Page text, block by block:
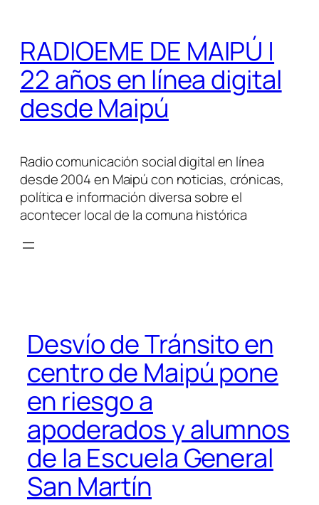
contenido
RADIOEME DE MAIPÚ |
22 años en línea digital
desde Maipú
Radio comunicación social digital en línea
desde 2004 en Maipú con noticias, crónicas,
política e información diversa sobre el
acontecer local de la comuna histórica
Desvío de Tránsito en
centro de Maipú pone
en riesgo a
apoderados y alumnos
de la Escuela General
San Martín